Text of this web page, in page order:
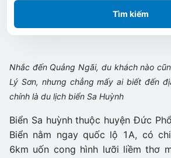
Tìm kiếm
Nhắc đến Quảng Ngãi, du khách nào
Lý Sơn, nhưng chẳng mấy ai biết đến
chính là du lịch biển Sa Huỳnh
Biển Sa huỳnh thuộc huyện Đức
Biển nằm ngay quốc lộ 1A, có
6km uốn cong hình lưỡi liềm thơ